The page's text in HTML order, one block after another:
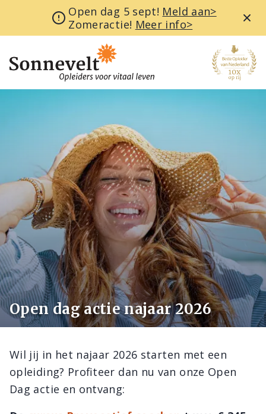
Open dag 5 sept! Meld aan>
Zomeractie! Meer info>
Open dag actie najaar 2026
Wil jij in het najaar 2026 starten met een
opleiding? Profiteer dan nu van onze Open
Dag actie en ontvang: